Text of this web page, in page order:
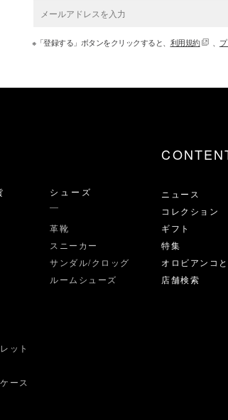
※「登録する」ボタンをクリックすると、 利用規約 、
ット
ース
シューズ
革靴
スニーカー
サンダル/クロッグ
ルームシューズ
ニュース
コレクション
ギフト
特集
オロビアンコ
店舗検索